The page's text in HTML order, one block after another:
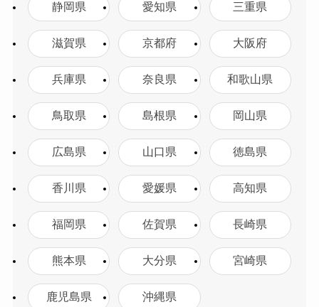
静岡県 愛知県 三重県
滋賀県 京都府 大阪府
兵庫県 奈良県 和歌山県
鳥取県 島根県 岡山県
広島県 山口県 徳島県
香川県 愛媛県 高知県
福岡県 佐賀県 長崎県
熊本県 大分県 宮崎県
鹿児島県 沖縄県